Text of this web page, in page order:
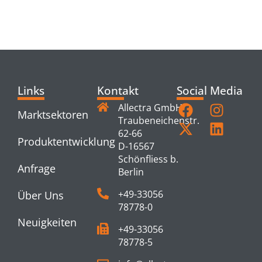
Links
Marktsektoren
Produktentwicklung
Anfrage
Über Uns
Neuigkeiten
Kontakt
Allectra GmbH
Traubeneichenstr.
62-66
D-16567
Schönfliess b.
Berlin
+49-33056
78778-0
+49-33056
78778-5
Social Media